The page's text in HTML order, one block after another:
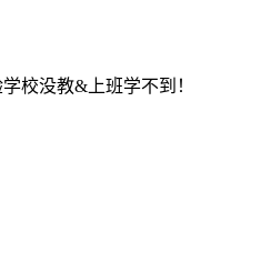
校没教&上班学不到！